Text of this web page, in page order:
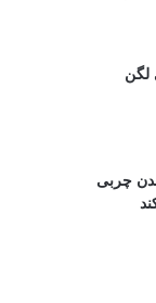
لگن
چربی